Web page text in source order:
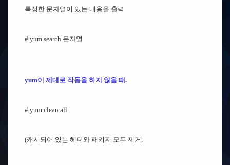
특정한 문자열이 있는 내용을 출력
# yum search 문자열
yum이 제대로 작동을 하지 않을 때.
# yum clean all
(캐시되어 있는 헤더와 패키지 모두 제거.